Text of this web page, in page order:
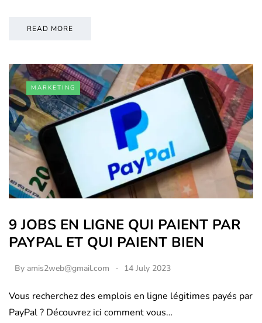
READ MORE
MARKETING
9 JOBS EN LIGNE QUI PAIENT PAR
PAYPAL ET QUI PAIENT BIEN
By amis2web@gmail.com 14 July 2023
Vous recherchez des emplois en ligne légitimes payés par
PayPal ? Découvrez ici comment vous…